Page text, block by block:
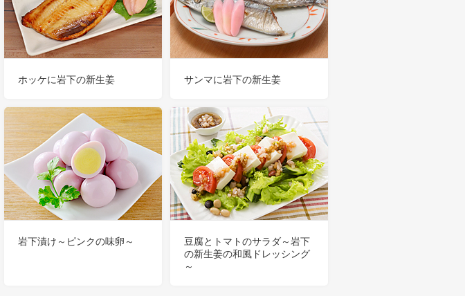
ホッケに岩下の新生姜 サンマに岩下の新生姜
岩下漬け～ピンクの味卵～
豆腐とトマトのサラダ～岩下
の新生姜の和風ドレッシング
～